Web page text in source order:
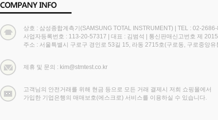
상호 : 삼성종합계측기(SAMSUNG TOTAL INSTRUMENT) | TEL : 02-
사업자등록번호 : 113-20-57317 | 대표 : 김범석 | 통신판매신고번호 제
주소 : 서울특별시 구로구 경인로 53길 15, 라동 2715호(구로동, 구로중앙유
제휴 및 문의 : kim@stmtest.co.kr
고객님의 안전거래를 위해 현금 등으로 모든 거래 결제시 저희 쇼핑몰에서
가입한 기업은행의 매매보호(에스크로) 서비스를 이용하실 수 있습니다.